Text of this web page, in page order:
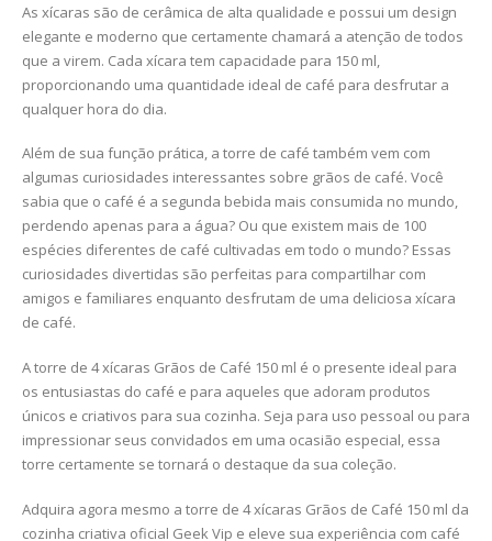
As xícaras são de cerâmica de alta qualidade e possui um design
elegante e moderno que certamente chamará a atenção de todos
que a virem. Cada xícara tem capacidade para 150 ml,
proporcionando uma quantidade ideal de café para desfrutar a
qualquer hora do dia.
Além de sua função prática, a torre de café também vem com
algumas curiosidades interessantes sobre grãos de café. Você
sabia que o café é a segunda bebida mais consumida no mundo,
perdendo apenas para a água? Ou que existem mais de 100
espécies diferentes de café cultivadas em todo o mundo? Essas
curiosidades divertidas são perfeitas para compartilhar com
amigos e familiares enquanto desfrutam de uma deliciosa xícara
de café.
A torre de 4 xícaras Grãos de Café 150 ml é o presente ideal para
os entusiastas do café e para aqueles que adoram produtos
únicos e criativos para sua cozinha. Seja para uso pessoal ou para
impressionar seus convidados em uma ocasião especial, essa
torre certamente se tornará o destaque da sua coleção.
Adquira agora mesmo a torre de 4 xícaras Grãos de Café 150 ml da
cozinha criativa oficial Geek Vip e eleve sua experiência com café